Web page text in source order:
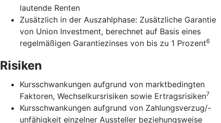
lautende Renten
Zusätzlich in der Auszahlphase: Zusätzliche Garantie
von Union Investment, berechnet auf Basis eines
regelmäßigen Garantiezinses von bis zu 1 Prozent6
Risiken
Kursschwankungen aufgrund von marktbedingten
Faktoren, Wechselkursrisiken sowie Ertragsrisiken7
Kursschwankungen aufgrund von Zahlungsverzug/-
unfähigkeit einzelner Aussteller beziehungsweise